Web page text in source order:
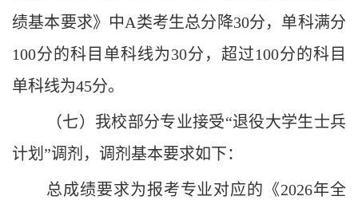
绩基本要求》中A类考生总分降30分，单科满分
100分的科目单科线为30分，超过100分的科目
单科线为45分。
（七） 我校部分专业接受“退役大学生士兵
计划 ”调剂 ， 调剂基本要求如下：
总成绩要求为报考专业对应的《2026年全